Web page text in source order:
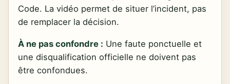
Code. La vidéo permet de situer l’incident, pas
de remplacer la décision.
À ne pas confondre : Une faute ponctuelle et
une disqualification officielle ne doivent pas
être confondues.